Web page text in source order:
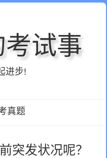
试事
进步!
真题
突发状况呢？